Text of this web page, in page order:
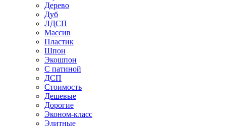
Дерево
Дуб
ЛДСП
Массив
Пластик
Шпон
Экошпон
С патиной
ДСП
Стоимость
Дешевые
Дорогие
Эконом-класс
Элитные